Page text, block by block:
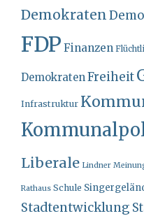
Demokraten
FDP Finanzen
DemokratenFreiheit
Infrastruktur
Liberale Lindner
Rathaus Schule
Stadtentwicklung